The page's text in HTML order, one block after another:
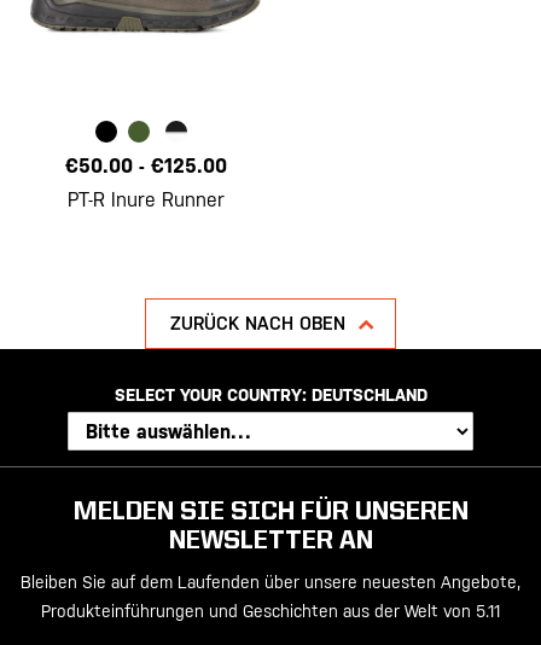
€50.00 -€125.00
PT-R Inure Runner
ZURÜCK NACH OBEN
SELECT YOUR COUNTRY: DEUTSCHLAND
MELDEN SIE SICH FÜR UNSEREN
NEWSLETTER AN
Bleiben Sie auf dem Laufenden über unsere neuesten Angebote,
Produkteinführungen und Geschichten aus der Welt von 5.11